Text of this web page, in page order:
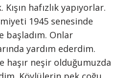
hafızlık yapıyorlar.
1945 senesinde
başladım. Onlar
yardım ederdim.
haşır neşir olduğumuzda